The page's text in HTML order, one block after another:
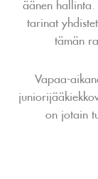
äänen
tarinat
tämän
Vapaa-
on jotain